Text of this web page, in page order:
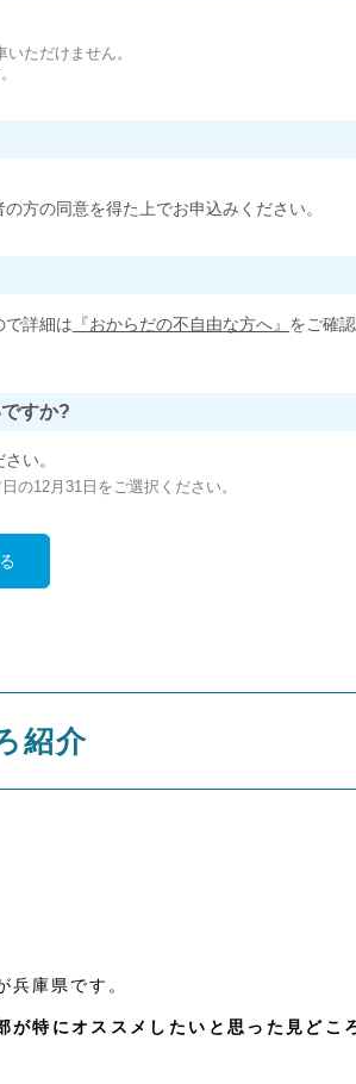
ただけません。
方の同意を得た上でお申込みください。
で詳細は 『おからだの不自由な方へ』 をご確
すか?
い。
の12月31日をご選択ください。
紹介
兵庫県です。
特にオススメしたいと思った見どこ